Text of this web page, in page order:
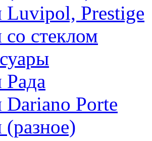
Luvipol, Prestige
стеклом
Рада
Dariano Porte